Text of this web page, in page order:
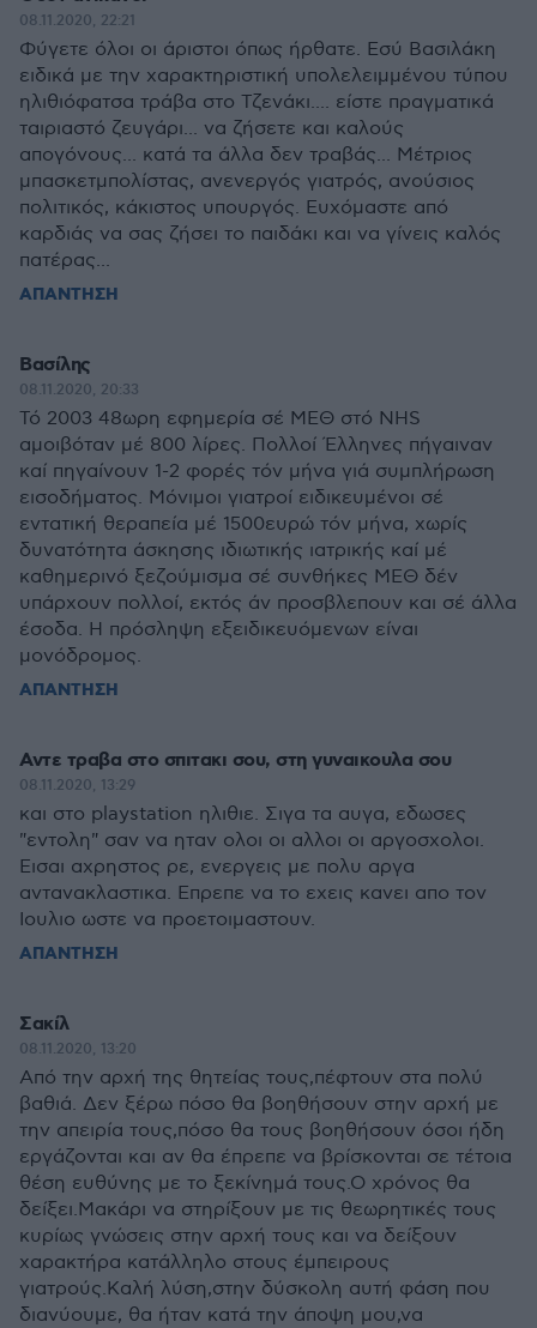
08.11.2020, 22:21
Φύγετε όλοι οι άριστοι όπως ήρθατε. Εσύ Βασιλάκη
ειδικά με την χαρακτηριστική υπολελειμμένου τύπου
ηλιθιόφατσα τράβα στο Τζενάκι.... είστε πραγματικά
ταιριαστό ζευγάρι... να ζήσετε και καλούς
απογόνους... κατά τα άλλα δεν τραβάς... Μέτριος
μπασκετμπολίστας, ανενεργός γιατρός, ανούσιος
πολιτικός, κάκιστος υπουργός. Ευχόμαστε από
καρδιάς να σας ζήσει το παιδάκι και να γίνεις καλός
πατέρας...
ΑΠΑΝΤΗΣΗ
Βασίλης
08.11.2020, 20:33
Τό 2003 48ωρη εφημερία σέ ΜΕΘ στό NHS
αμοιβόταν μέ 800 λίρες. Πολλοί Έλληνες πήγαιναν
καί πηγαίνουν 1-2 φορές τόν μήνα γιά συμπλήρωση
εισοδήματος. Μόνιμοι γιατροί ειδικευμένοι σέ
εντατική θεραπεία μέ 1500ευρώ τόν μήνα, χωρίς
δυνατότητα άσκησης ιδιωτικής ιατρικής καί μέ
καθημερινό ξεζούμισμα σέ συνθήκες ΜΕΘ δέν
υπάρχουν πολλοί, εκτός άν προσβλεπουν και σέ άλλα
έσοδα. Η πρόσληψη εξειδικευόμενων είναι
μονόδρομος.
ΑΠΑΝΤΗΣΗ
Αντε τραβα στο σπιτακι σου, στη γυναικουλα σου
08.11.2020, 13:29
και στο playstation ηλιθιε. Σιγα τα αυγα, εδωσες
"εντολη" σαν να ηταν ολοι οι αλλοι οι αργοσχολοι.
Εισαι αχρηστος ρε, ενεργεις με πολυ αργα
αντανακλαστικα. Επρεπε να το εχεις κανει απο τον
Ιουλιο ωστε να προετοιμαστουν.
ΑΠΑΝΤΗΣΗ
Σακίλ
08.11.2020, 13:20
Από την αρχή της θητείας τους,πέφτουν στα πολύ
βαθιά. Δεν ξέρω πόσο θα βοηθήσουν στην αρχή με
την απειρία τους,πόσο θα τους βοηθήσουν όσοι ήδη
εργάζονται και αν θα έπρεπε να βρίσκονται σε τέτοια
θέση ευθύνης με το ξεκίνημά τους.Ο χρόνος θα
δείξει.Μακάρι να στηρίξουν με τις θεωρητικές τους
κυρίως γνώσεις στην αρχή τους και να δείξουν
χαρακτήρα κατάλληλο στους έμπειρους
γιατρούς.Καλή λύση,στην δύσκολη αυτή φάση που
διανύουμε, θα ήταν κατά την άποψη μου,να